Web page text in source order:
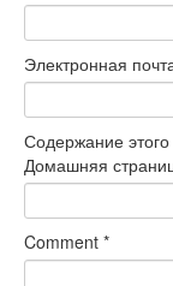
Электронная
Содержание
Домашняя
Comment *